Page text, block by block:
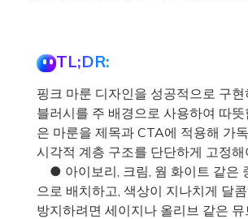
TL;DR:
핑크 마룬 디자인을 성공적으로 구
블러시를 주 배경으로 사용하여 따뜻
은 마룬을 제목과 CTA에 적용해 가
시각적 계층 구조를 단단하게 고정해
● 아이보리, 크림, 웜 화이트 같은
으로 배치하고, 색상이 지나치게 달
방지하려면 세이지나 올리브 같은